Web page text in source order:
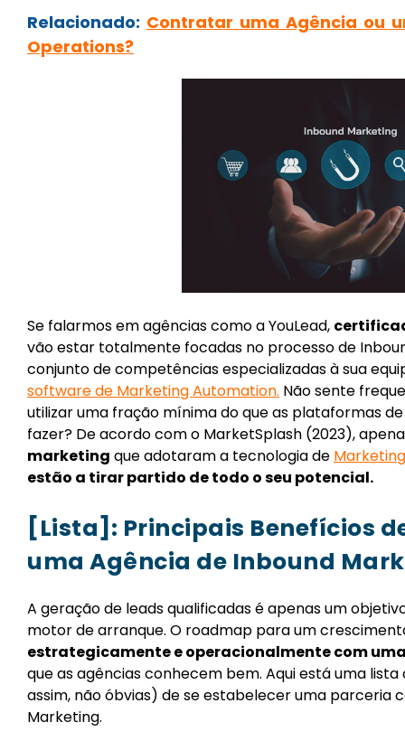
Relacionado: Contratar uma Agência ou
Operations?
Se falarmos em agências como a YouLead,
vão estar totalmente focadas no processo de
conjunto de competências especializadas à sua
software de Marketing Automation. Não sente
utilizar uma fração mínima do que as plataformas
fazer? De acordo com o MarketSplash (2023),
marketing que adotaram a tecnologia de
estão a tirar partido de todo o seu potencial.
[Lista]: Principais Benefícios
uma Agência de Inbound
A geração de leads qualificadas é apenas um
motor de arranque. O roadmap para um
estrategicamente e operacionalmente com
que as agências conhecem bem. Aqui está uma
assim, não óbvias) de se estabelecer uma parceria
Marketing.